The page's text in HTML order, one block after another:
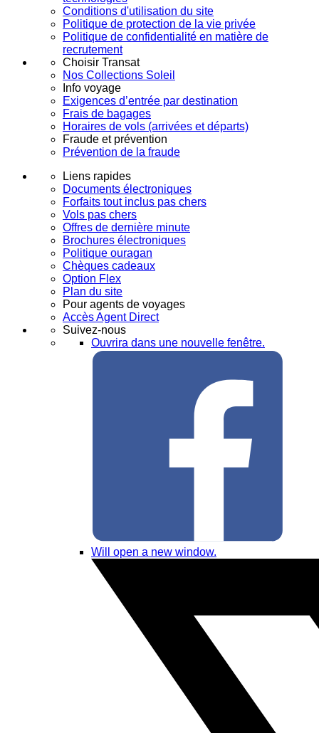
Conditions d'utilisation du site
Politique de protection de la vie privée
Politique de confidentialité en matière de
recrutement
Choisir Transat
Nos Collections Soleil
Info voyage
Exigences d’entrée par destination
Frais de bagages
Horaires de vols (arrivées et départs)
Fraude et prévention
Prévention de la fraude
Liens rapides
Documents électroniques
Forfaits tout inclus pas chers
Vols pas chers
Offres de dernière minute
Brochures électroniques
Politique ouragan
Chèques cadeaux
Option Flex
Plan du site
Pour agents de voyages
Accès Agent Direct
Suivez-nous
Ouvrira dans une nouvelle fenêtre.
Will open a new window.